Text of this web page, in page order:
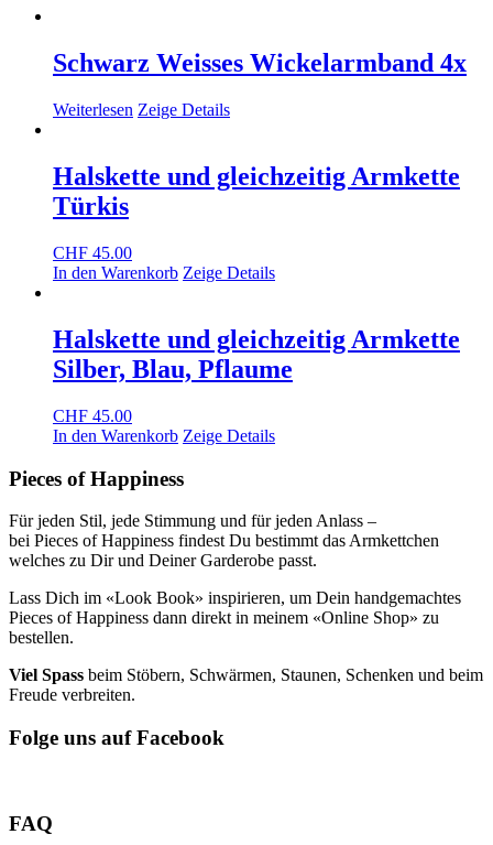
Schwarz Weisses Wickelarmband 4x
Weiterlesen Zeige Details
Halskette und gleichzeitig Armkette
Türkis
CHF 45.00
In den Warenkorb Zeige Details
Halskette und gleichzeitig Armkette
Silber, Blau, Pflaume
CHF 45.00
In den Warenkorb Zeige Details
Pieces of Happiness
Für jeden Stil, jede Stimmung und für jeden Anlass –
bei Pieces of Happiness findest Du bestimmt das Armkettchen
welches zu Dir und Deiner Garderobe passt.
Lass Dich im «Look Book» inspirieren, um Dein handgemachtes
Pieces of Happiness dann direkt in meinem «Online Shop» zu
bestellen.
Viel Spass beim Stöbern, Schwärmen, Staunen, Schenken und beim
Freude verbreiten.
Folge uns auf Facebook
FAQ